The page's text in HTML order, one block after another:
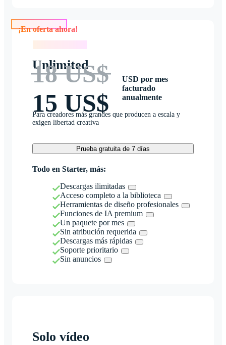
Unlimited
18 US$
15 US$
USD por mes
facturado
anualmente
Para creadores más grandes que producen a escala y
exigen libertad creativa
Prueba gratuita de 7 días
Todo en Starter, más:
Descargas ilimitadas
Acceso completo a la biblioteca
Herramientas de diseño profesionales
Funciones de IA premium
Un paquete por mes
Sin atribución requerida
Descargas más rápidas
Soporte prioritario
Sin anuncios
Solo vídeo